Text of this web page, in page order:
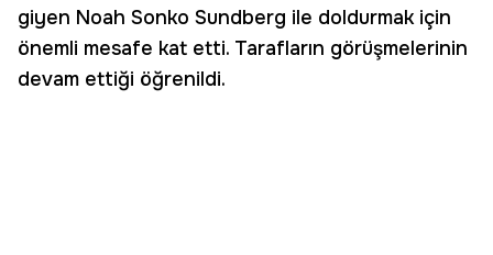
giyen Noah Sonko Sundberg ile doldurmak için
önemli mesafe kat etti. Tarafların görüşmelerinin
devam ettiği öğrenildi.